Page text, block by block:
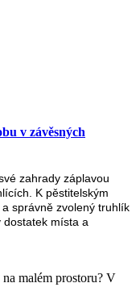
v závěsných
zahrady záplavou
K pěstitelským
správně zvolený truhlík
dostatek místa a